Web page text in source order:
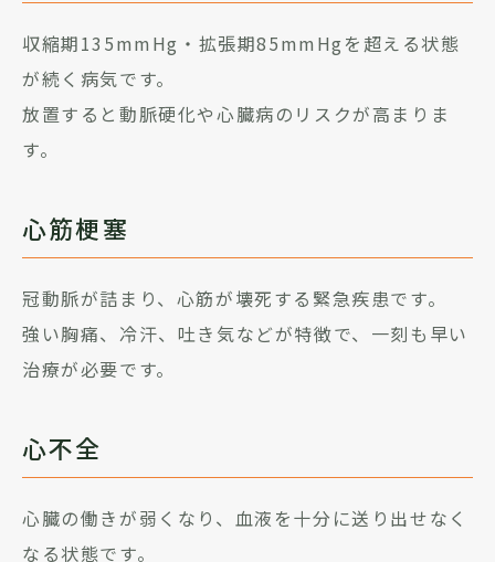
収縮期135mmHg・拡張期85mmHgを超える状態
が続く病気です。
放置すると動脈硬化や心臓病のリスクが高まりま
す。
心筋梗塞
冠動脈が詰まり、心筋が壊死する緊急疾患です。
強い胸痛、冷汗、吐き気などが特徴で、一刻も早い
治療が必要です。
心不全
心臓の働きが弱くなり、血液を十分に送り出せなく
なる状態です。